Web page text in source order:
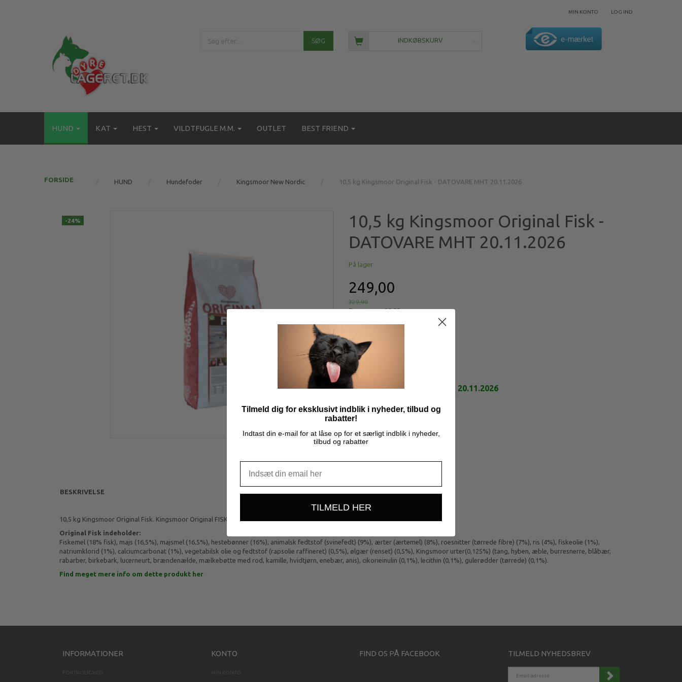
LOG IND
MIN KONTO
SØG INDKØBSKURV
HUND KAT HEST VILDTFUGLE M.M. OUTLET BEST FRIEND
FORSIDE HUND Hundefoder Kingsmoor New Nordic 10,5 kg Kingsmoor Original Fisk - DATOVARE MHT 20.11.2026
-24%
10,5 kg Kingsmoor Original Fisk -
DATOVARE MHT 20.11.2026
På lager
249,00
329,00
Du sparer:80,00
Model/varenr.:
BEMÆRK: DATOVARE MHT 20.11.2026
Mere information
BESKRIVELSE
10,5 kg Kingsmoor Original Fisk. Kingsmoor Original FISK er til mellemstore og store hunde.
Original Fisk indeholder:
Fiskemel (18% fisk), majs (16,5%), majsmel (16,5%), hestebønner (16%), animalsk fedtstof (svinefedt) (9%), ærter (ærtemel) (8%), roesnitter (tørrede fibre) (7%), ris (4%), fiskeolie (1%),
natriumklorid (1%), calciumcarbonat (1%), vegetabilsk olie og fedtstof (rapsolie raffineret) (0,5%), ølgær (renset) (0,5%), Kingsmoor urter(0,125%) (tang, hyben, æble, burresnerre, blåbær,
rabarber, birkebark, lucerneurt, brændenælde, mælkebøtte med rod, kamille, hvidtjørn, enebær, anis), cikorieinulin (0,1%), lecithin (0,1%), gulerødder (tørrede) (0,1%).
Find meget mere info om dette produkt her
INFORMATIONER
FORTROLIGHED
KONTO
MIN KONTO
FIND OS PÅ FACEBOOK TILMELD NYHEDSBREV
ADRESSE
Tilmeld dig for eksklusivt indblik i nyheder, tilbud og
rabatter!
Indtast din e-mail for at låse op for et særligt indblik i nyheder,
tilbud og rabatter
TILMELD HER